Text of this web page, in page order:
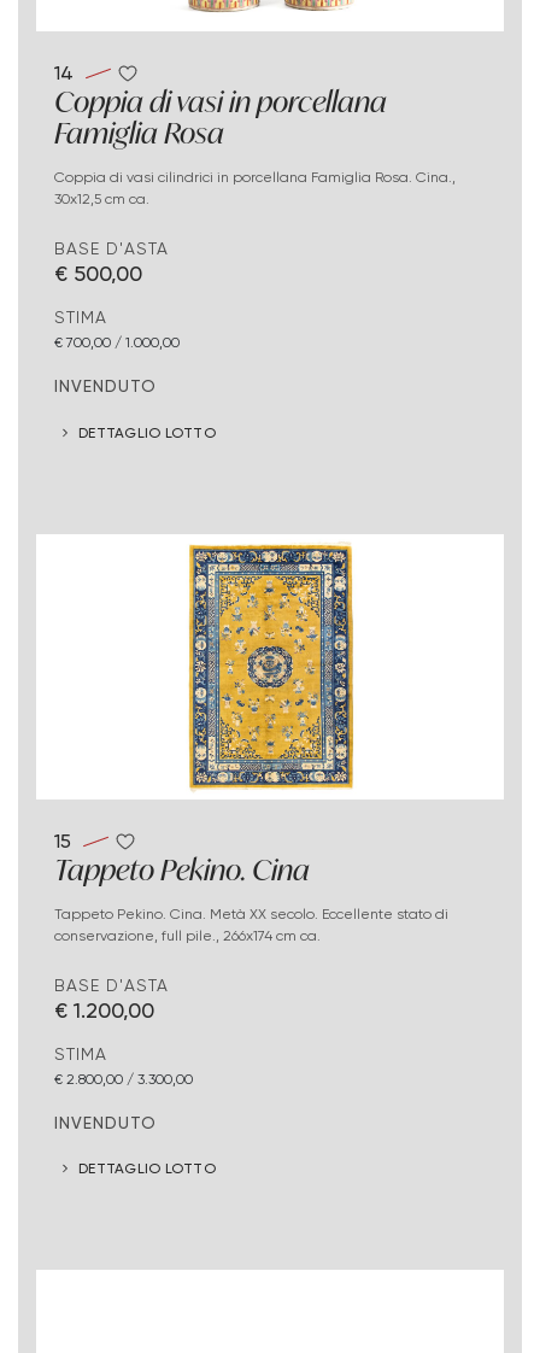
14
Coppia di vasi in porcellana
Famiglia Rosa
Coppia di vasi cilindrici in porcellana Famiglia Rosa. Cina.,
30x12,5 cm ca.
BASE D'ASTA
€ 500,00
STIMA
€ 700,00 / 1.000,00
INVENDUTO
DETTAGLIO LOTTO
15
Tappeto Pekino. Cina
Tappeto Pekino. Cina. Metà XX secolo. Eccellente stato di
conservazione, full pile., 266x174 cm ca.
BASE D'ASTA
€ 1.200,00
STIMA
€ 2.800,00 / 3.300,00
INVENDUTO
DETTAGLIO LOTTO